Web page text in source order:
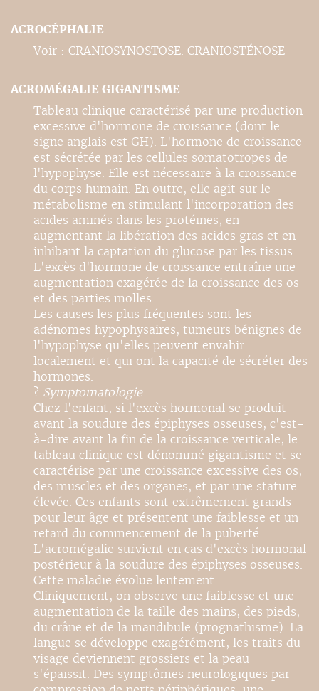
ACROCÉPHALIE
Voir : CRANIOSYNOSTOSE. CRANIOSTÉNOSE
ACROMÉGALIE GIGANTISME
Tableau clinique caractérisé par une production
excessive d'hormone de croissance (dont le
signe anglais est GH). L'hormone de croissance
est sécrétée par les cellules somatotropes de
l'hypophyse. Elle est nécessaire à la croissance
du corps humain. En outre, elle agit sur le
métabolisme en stimulant l'incorporation des
acides aminés dans les protéines, en
augmentant la libération des acides gras et en
inhibant la captation du glucose par les tissus.
L'excès d'hormone de croissance entraîne une
augmentation exagérée de la croissance des os
et des parties molles.
Les causes les plus fréquentes sont les
adénomes hypophysaires, tumeurs bénignes de
l'hypophyse qu'elles peuvent envahir
localement et qui ont la capacité de sécréter des
hormones.
? Symptomatologie
Chez l'enfant, si l'excès hormonal se produit
avant la soudure des épiphyses osseuses, c'est-
à-dire avant la fin de la croissance verticale, le
tableau clinique est dénommé gigantisme et se
caractérise par une croissance excessive des os,
des muscles et des organes, et par une stature
élevée. Ces enfants sont extrêmement grands
pour leur âge et présentent une faiblesse et un
retard du commencement de la puberté.
L'acromégalie survient en cas d'excès hormonal
postérieur à la soudure des épiphyses osseuses.
Cette maladie évolue lentement.
Cliniquement, on observe une faiblesse et une
augmentation de la taille des mains, des pieds,
du crâne et de la mandibule (prognathisme). La
langue se développe exagérément, les traits du
visage deviennent grossiers et la peau
s'épaissit. Des symptômes neurologiques par